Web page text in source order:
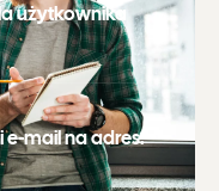
użytkownika
e-mail na adres: